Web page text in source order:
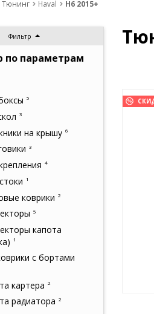
Тюнинг Haval H6 2015+
Фильтр
по параметрам
5
3
на крышу 6
3
4
1
коврики 2
5
капота
1
с бортами
картера 2
радиатора 2